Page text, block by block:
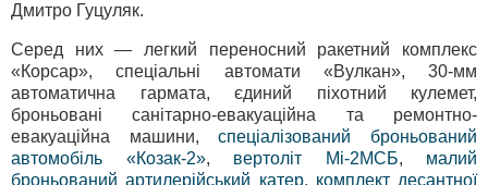
Дмитро Гуцуляк.
Серед них — легкий переносний ракетний комплекс
«Корсар», спеціальні автомати «Вулкан», 30-мм
автоматична гармата, єдиний піхотний кулемет,
броньовані санітарно-евакуаційна та ремонтно-
евакуаційна машини,спеціалізований броньований
автомобіль «Козак-2», вертоліт Мі-2МСБ, малий
броньований артилерійський катер, комплект десантної